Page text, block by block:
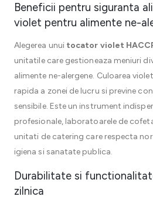
Beneficii pentru siguranta
violet pentru alimente ne-
Alegerea unui tocator violet
unitatile care gestioneaza meniuri
alimente ne-alergene. Culoarea
rapida a zonei de lucru si previne
sensibile. Este un instrument
profesionale, laboratoarele de
unitati de catering care respecta
igiena si sanatate publica.
Durabilitate si
zilnica